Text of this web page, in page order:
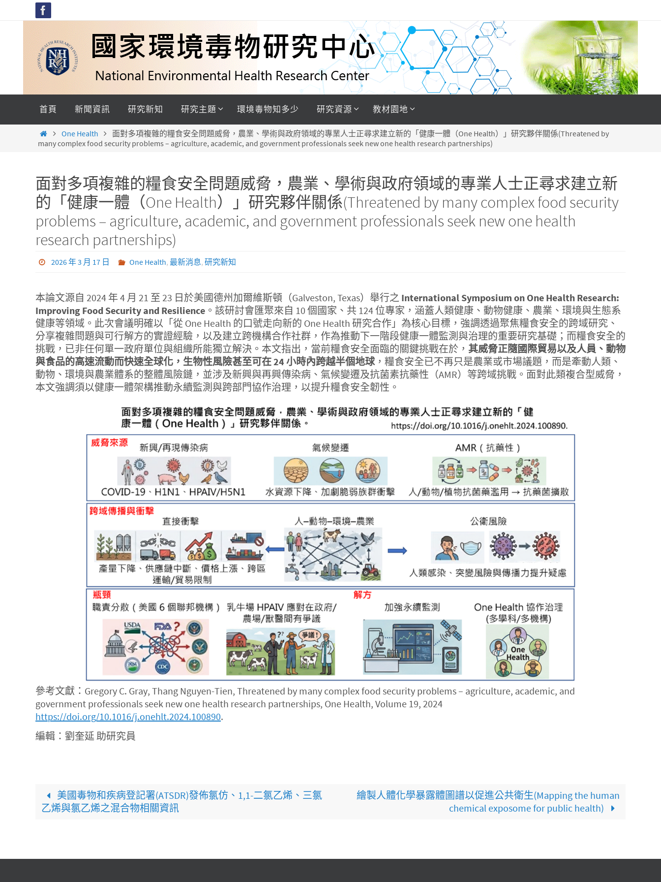
content
首頁 新聞資訊 研究新知 研究主題 環境毒物知多少 研究資源 教材園地
HomeOne Health
面對多項複雜的糧食安全問題威脅，農業、學術與政府領域的專業人士正尋求建立新的「健康一體（One Health）」研究夥伴關係(Threatened by
many complex food security problems – agriculture, academic, and government professionals seek new one health research partnerships)
面對多項複雜的糧食安全問題威脅，農業、學術與政府領域的專業人士正尋求建立新
的「健康一體（One Health）」研究夥伴關係(Threatened by many complex food security
problems – agriculture, academic, and government professionals seek new one health
research partnerships)
2026 年 3 月 17 日 One Health, 最新消息, 研究新知
本論文源自 2024 年 4 月 21 至 23 日於美國德州加爾維斯頓（Galveston, Texas）舉行之 International Symposium on One Health Research:
Improving Food Security and Resilience 。該研討會匯聚來自 10 個國家、共 124 位專家，涵蓋人類健康、動物健康、農業、環境與生態系
健康等領域。此次會議明確以「從 One Health 的口號走向新的 One Health 研究合作」為核心目標，強調透過聚焦糧食安全的跨域研究、
分享複雜問題與可行解方的實證經驗，以及建立跨機構合作社群，作為推動下一階段健康一體監測與治理的重要研究基礎；而糧食安全的
挑戰，已非任何單一政府單位與組織所能獨立解決。本文指出，當前糧食安全面臨的關鍵挑戰在於， 其威脅正隨國際貿易以及人員、動物
與食品的高速流動而快速全球化，生物性風險甚至可在 24 小時內跨越半個地球，糧食安全已不再只是農業或市場議題，而是牽動人類、
動物、環境與農業體系的整體風險鏈，並涉及新興與再興傳染病、氣候變遷及抗菌素抗藥性（AMR）等跨域挑戰。面對此類複合型威脅，
本文強調須以健康一體架構推動永續監測與跨部門協作治理，以提升糧食安全韌性。
參考文獻：Gregory C. Gray, Thang Nguyen-Tien, Threatened by many complex food security problems – agriculture, academic, and
government professionals seek new one health research partnerships, One Health, Volume 19, 2024
https://doi.org/10.1016/j.onehlt.2024.100890.
編輯：劉奎延 助研究員
美國毒物和疾病登記署(ATSDR)發佈氯仿、1,1-二氯乙烯、三氯
乙烯與氯乙烯之混合物相關資訊
繪製人體化學暴露體圖譜以促進公共衛生(Mapping the human
chemical exposome for public health)